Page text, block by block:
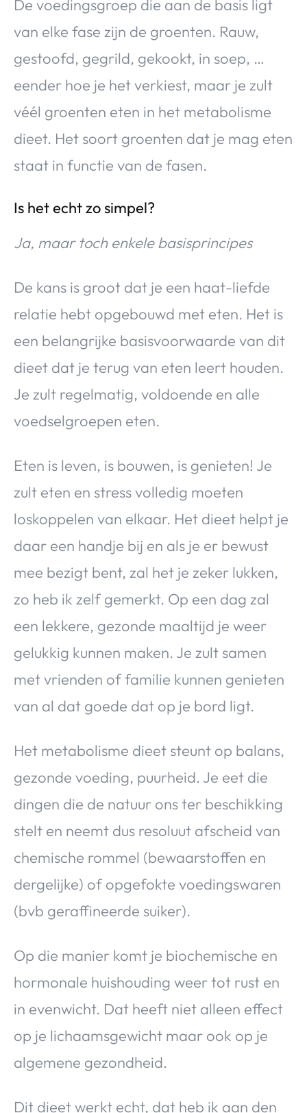
De voedingsgroep die aan de basis ligt
van elke fase zijn de groenten. Rauw,
gestoofd, gegrild, gekookt, in soep, …
eender hoe je het verkiest, maar je zult
véél groenten eten in het metabolisme
dieet. Het soort groenten dat je mag eten
staat in functie van de fasen.
Is het echt zo simpel?
Ja, maar toch enkele basisprincipes
De kans is groot dat je een haat-liefde
relatie hebt opgebouwd met eten. Het is
een belangrijke basisvoorwaarde van dit
dieet dat je terug van eten leert houden.
Je zult regelmatig, voldoende en alle
voedselgroepen eten.
Eten is leven, is bouwen, is genieten! Je
zult eten en stress volledig moeten
loskoppelen van elkaar. Het dieet helpt je
daar een handje bij en als je er bewust
mee bezigt bent, zal het je zeker lukken,
zo heb ik zelf gemerkt. Op een dag zal
een lekkere, gezonde maaltijd je weer
gelukkig kunnen maken. Je zult samen
met vrienden of familie kunnen genieten
van al dat goede dat op je bord ligt.
Het metabolisme dieet steunt op balans,
gezonde voeding, puurheid. Je eet die
dingen die de natuur ons ter beschikking
stelt en neemt dus resoluut afscheid van
chemische rommel (bewaarstoffen en
dergelijke) of opgefokte voedingswaren
(bvb geraffineerde suiker).
Op die manier komt je biochemische en
hormonale huishouding weer tot rust en
in evenwicht. Dat heeft niet alleen effect
op je lichaamsgewicht maar ook op je
algemene gezondheid.
Dit dieet werkt echt, dat heb ik aan den